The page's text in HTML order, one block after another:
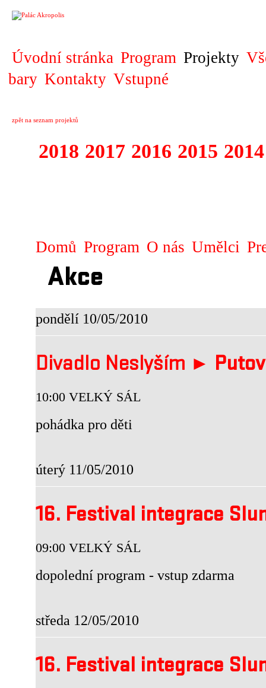
Úvodní stránka Program Projekty
bary Kontakty Vstupné
zpět na seznam projektů
2018 2017 2016 2015 2014
Domů Program O nás Umělci
Akce
pondělí 10/05/2010
Divadlo Neslyším ►
10:00 VELKÝ SÁL
pohádka pro děti
úterý 11/05/2010
16. Festival integrace
09:00 VELKÝ SÁL
dopolední program - vstup zdarma
středa 12/05/2010
16. Festival integrace